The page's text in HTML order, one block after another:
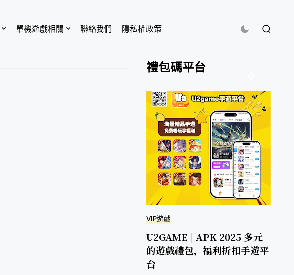
單機遊戲相關 聯絡我們 隱私權政策
禮包碼平台
VIP遊戲
U2GAME | APK 2025 多元
的遊戲禮包，福利折扣手遊平
台